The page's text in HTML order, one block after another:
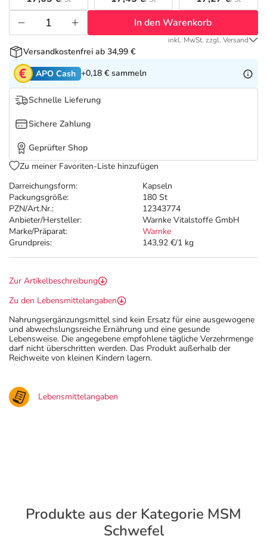
Tierapotheke
Vitamine & Mineralstoffe
Marken
Salus Deals
Darreichungsform:
Kapseln
Packungsgröße:
180 St
PZN/Art.Nr.:
12343774
Anbieter/Hersteller:
Warnke Vitalstoffe GmbH
Marke/Präparat:
Warnke
Grundpreis:
143,92 €/1 kg
In den Warenkorb
inkl. MwSt. zzgl. Versand
Versandkostenfrei ab 34,99 €
APO Cash +0,18 € sammeln
Schnelle Lieferung
Sichere Zahlung
Geprüfter Shop
Zu meiner Favoriten-Liste hinzufügen
Zur Artikelbeschreibung
Zu den Lebensmittelangaben
Nahrungsergänzungsmittel sind kein Ersatz für eine ausgewogene
und abwechslungsreiche Ernährung und eine gesunde
Lebensweise. Die angegebene empfohlene tägliche Verzehrmenge
darf nicht überschritten werden. Das Produkt außerhalb der
Reichweite von kleinen Kindern lagern.
Lebensmittelangaben
Produkte aus der Kategorie MSM
Schwefel